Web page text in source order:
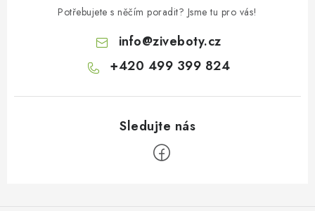
Potřebujete s něčím poradit? Jsme tu pro vás!
info@ziveboty.cz
+420 499 399 824